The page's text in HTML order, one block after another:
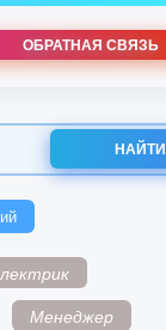
ОБРАТНАЯ СВЯЗЬ
НАЙТИ
Менеджер